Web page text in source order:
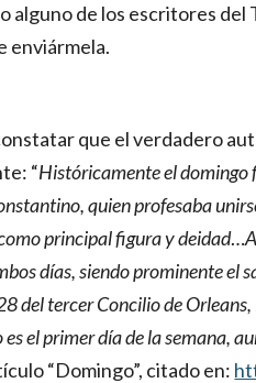
alguno de los escritores
enviármela.
que el verdadero
“Históricamente el domingo
quien profesaba
principal figura y deidad…
días, siendo prominente el
del tercer Concilio de
es el primer día de la semana,
“Domingo”, citado en: